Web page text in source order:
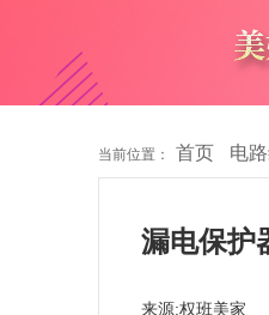
当前位置： 首页 电
漏电保护
来源:权班美家